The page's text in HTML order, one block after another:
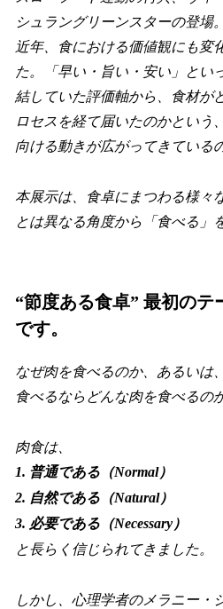
シュラングリーンスターの登場。
近年、食における価値観にも変
た。「早い・旨い・安い」とい
結していた評価軸から、食材が
ロセスを経て届いたのかという
向ける動きが広がってきている
本展示は、食卓にまつわる様々
とは異なる角度から「食べる」
“節度ある食卓” 最初のテ
です。
なぜ肉を食べるのか、あるいは
食べるならどんな肉を食べるのか
肉食は、
1. 普通である（Normal）
2. 自然である（Natural）
3. 必要である（Necessary）
と長らく信じられてきました。
しかし、心理学者のメラニー・